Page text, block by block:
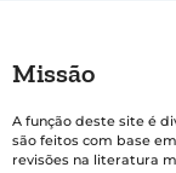
Missão
A função deste site é
são feitos com base
revisões na literatura